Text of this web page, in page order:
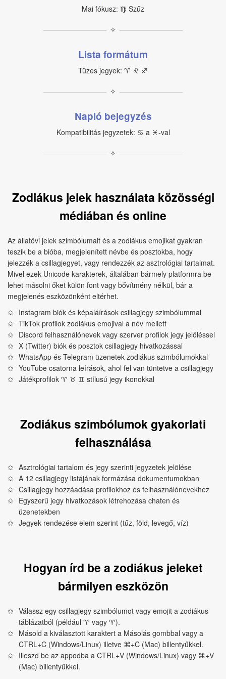
Mai fókusz: ♍︎ Szűz
✧
Lista formátum
Tüzes jegyek: ♈︎ ♌︎ ♐︎
✧
Napló bejegyzés
Kompatibilitás jegyzetek: ♋︎ a ♓︎‑val
✧
Zodiákus jelek használata közösségi
médiában és online
Az állatövi jelek szimbólumait és a zodiákus emojikat gyakran
teszik be a bióba, megjelenített névbe és posztokba, hogy
jelezzék a csillagjegyet, vagy rendezzék az asztrológiai tartalmat.
Mivel ezek Unicode karakterek, általában bármely platformra be
lehet másolni őket külön font vagy bővítmény nélkül, bár a
megjelenés eszközönként eltérhet.
Instagram biók és képaláírások csillagjegy szimbólummal
TikTok profilok zodiákus emojival a név mellett
Discord felhasználónevek vagy szerver profilok jegy jelöléssel
X (Twitter) biók és posztok csillagjegy hivatkozással
WhatsApp és Telegram üzenetek zodiákus szimbólumokkal
YouTube csatorna leírások, ahol fel van tüntetve a csillagjegy
Játékprofilok ♈︎ ♉︎ ♊︎ stílusú jegy ikonokkal
Zodiákus szimbólumok gyakorlati
felhasználása
Asztrológiai tartalom és jegy szerinti jegyzetek jelölése
A 12 csillagjegy listájának formázása dokumentumokban
Csillagjegy hozzáadása profilokhoz és felhasználónevekhez
Egyszerű jegy hivatkozások létrehozása chaten és
üzenetekben
Jegyek rendezése elem szerint (tűz, föld, levegő, víz)
Hogyan írd be a zodiákus jeleket
bármilyen eszközön
Válassz egy csillagjegy szimbólumot vagy emojit a zodiákus
táblázatból (például ♈︎ vagy ♈).
Másold a kiválasztott karaktert a Másolás gombbal vagy a
CTRL+C (Windows/Linux) illetve ⌘+C (Mac) billentyűkkel.
Illeszd be az appodba a CTRL+V (Windows/Linux) vagy ⌘+V
(Mac) billentyűkkel.